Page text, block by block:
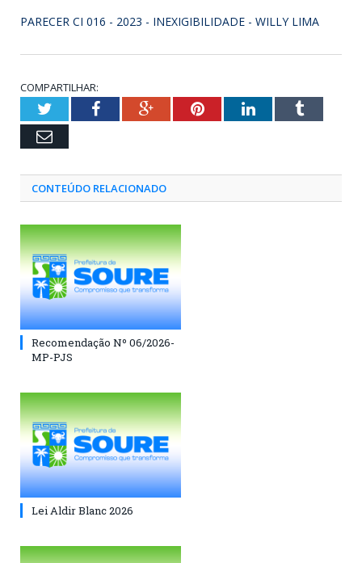
PARECER CI 016 - 2023 - INEXIGIBILIDADE - WILLY LIMA
COMPARTILHAR:
TwitterFacebookGoogle+PinterestLinkedInTumblr
Email
CONTEÚDO RELACIONADO
Recomendação Nº 06/2026-
MP-PJS
Lei Aldir Blanc 2026